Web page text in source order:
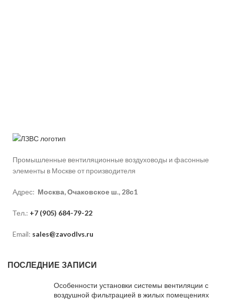
Промышленные вентиляционные воздуховоды и фасонные
элементы в Москве от производителя
Адрес: Москва, Очаковское ш., 28с1
Тел.: +7 (905) 684-79-22
Email: sales@zavodlvs.ru
ПОСЛЕДНИЕ ЗАПИСИ
Особенности установки системы вентиляции с
воздушной фильтрацией в жилых помещениях